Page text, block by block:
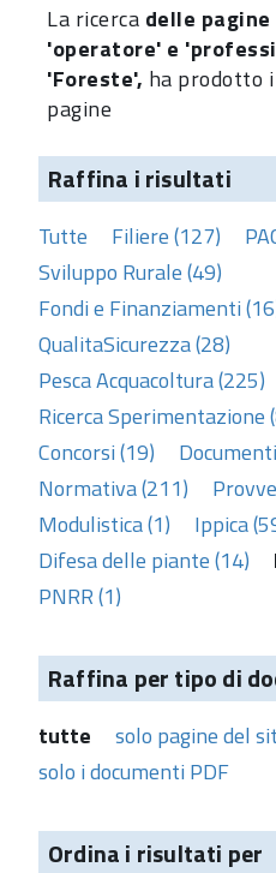
La ricerca delle
'operatore' e
'Foreste', ha prodotto
pagine
Raffina i risultati
Tutte Filiere (127)
Sviluppo Rurale (49)
Fondi e Finanziamenti
QualitaSicurezza (28)
Pesca Acquacoltura (225)
Ricerca Sperimentazione
Concorsi (19)
Normativa (211)
Modulistica (1)
Ippica
Difesa delle piante (14)
PNRR (1)
Raffina per tipo di
tutte
solo pagine del
solo i documenti PDF
Ordina i risultati per